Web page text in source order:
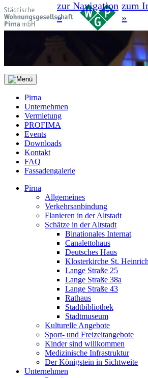
zur Navigation
»
zum
»
Pirna
Unternehmen
Vermietung
PROFIMA
Events
Downloads
Kontakt
FAQ
Fassadengalerie
Pirna
Allgemeines
Verkehrsanbindung
Flanieren in der Altstadt
Schätze in der Altstadt
Binationales Internat
Canalettohaus
Deutsches Haus
Klosterkirche St. Heinrich
Lange Straße 25
Lange Straße 38a
Lange Straße 43
Rathaus
Stadtbibliothek
Stadtmuseum
Kulturelle Angebote
Sport- und Freizeitangebote
Kinder sind willkommen
Medizinische Infrastruktur
Der Königstein in Sichtweite
Unternehmen